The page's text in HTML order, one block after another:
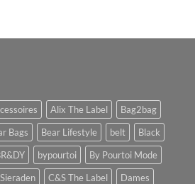
Alix The Label
Bag2bag
Bags Bear Lifestyle belt
Black
bypourtoi
By Pourtoi Mode
C&S The Label
Dames